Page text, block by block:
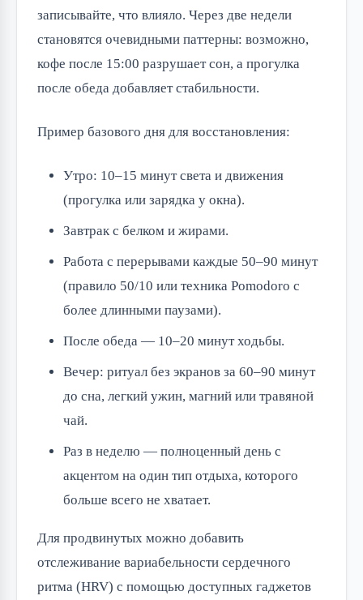
записывайте, что влияло. Через две недели
становятся очевидными паттерны: возможно,
кофе после 15:00 разрушает сон, а прогулка
после обеда добавляет стабильности.
Пример базового дня для восстановления:
Утро: 10–15 минут света и движения
(прогулка или зарядка у окна).
Завтрак с белком и жирами.
Работа с перерывами каждые 50–90 минут
(правило 50/10 или техника Pomodoro с
более длинными паузами).
После обеда — 10–20 минут ходьбы.
Вечер: ритуал без экранов за 60–90 минут
до сна, легкий ужин, магний или травяной
чай.
Раз в неделю — полноценный день с
акцентом на один тип отдыха, которого
больше всего не хватает.
Для продвинутых можно добавить
отслеживание вариабельности сердечного
ритма (HRV) с помощью доступных гаджетов